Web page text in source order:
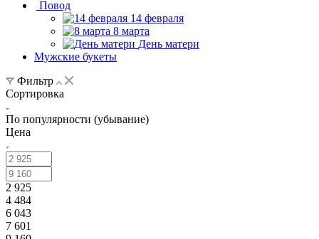
Повод
14 февраля
8 марта
День матери
Мужские букеты
Фильтр
Сортировка
По популярности (убывание)
Цена
2 925
4 484
6 043
7 601